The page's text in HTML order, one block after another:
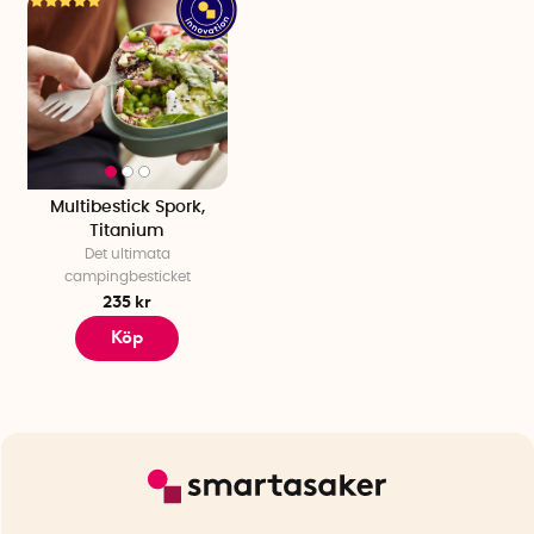
Multibestick Spork,
Titanium
Det ultimata
campingbesticket
235 kr
Köp